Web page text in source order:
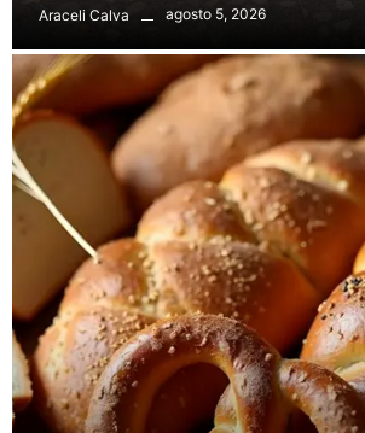
Araceli Calva agosto 5, 2026